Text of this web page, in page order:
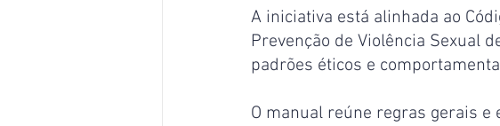
A iniciativa está alinhada ao
Prevenção de Violência Sexual
padrões éticos e
O manual reúne regras gerais